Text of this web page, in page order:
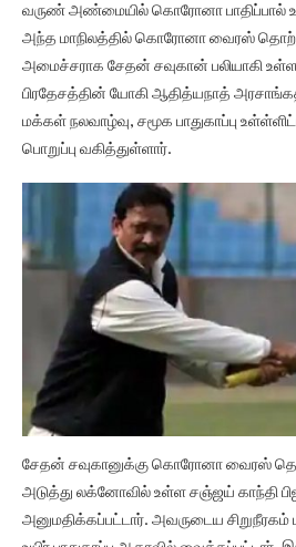
வருண் அண்மையில் கொரோனா பாதிப்பால்
அந்த மாநிலத்தில் கொரோனா வைரஸ்
அமைச்சராக சேதன் சவுகான் பலியாகி
பிரதேசத்தின் யோகி ஆதித்யநாத்
மக்கள் நலவாழ்வு, சமூக பாதுகாப்பு
பொறுப்பு வகித்துள்ளார்.
சேதன் சவுகானுக்கு கொரோனா வைரஸ்
அடுத்து லக்னோவில் உள்ள சஞ்ஜய் காந்தி
அனுமதிக்கப்பட்டார். அவருடைய